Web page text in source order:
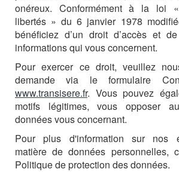
onéreux. Conformément à la loi
libertés » du 6 janvier 1978
bénéficiez d’un droit d’accès et
informations qui vous concernent.
Pour exercer ce droit, veuillez
demande via le formulaire
www.transisere.fr. Vous pouvez
motifs légitimes, vous opposer
données vous concernant.
Pour plus d'information sur nos
matière de données personnelles,
Politique de protection des données.